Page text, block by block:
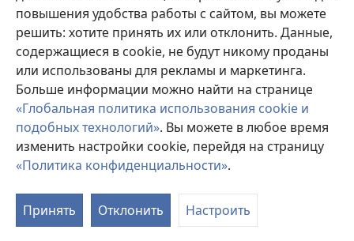
повышения удобства работы с сайтом, вы можете
решить: хотите принять их или отклонить. Данные,
содержащиеся в cookie, не будут никому проданы
или использованы для рекламы и маркетинга.
Больше информации можно найти на странице
«Глобальная политика использования cookie и
подобных технологий». Вы можете в любое время
изменить настройки cookie, перейдя на страницу
«Политика конфиденциальности».
Принять Отклонить Настроить
новом
окне)
JW Library ®
Watchtower Library
Copyright© 2026 Watch Tower Bible and Tract Society of Pennsylvania.
УСЛОВИЯ ИСПОЛЬЗОВАНИЯ|ПОЛИТИКА
КОНФИДЕНЦИАЛЬНОСТИ
КОНФИДЕНЦИАЛЬНОСТИ